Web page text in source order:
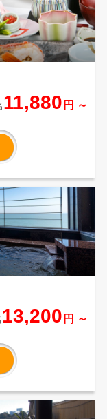
11,880 円 ～
13,200 円 ～